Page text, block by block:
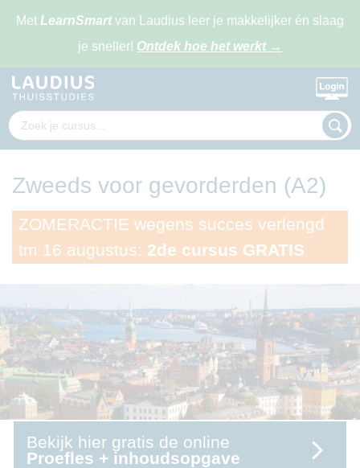
Met LearnSmartvan Laudius leer je makkelijker én slaag
je sneller! Ontdek hoe het werkt →
Zweeds voor gevorderden (A2)
ZOMERACTIE wegens succes verlengd
tm 16 augustus: 2de cursus GRATIS
Bekijk hier gratis de online
Proefles + inhoudsopgave